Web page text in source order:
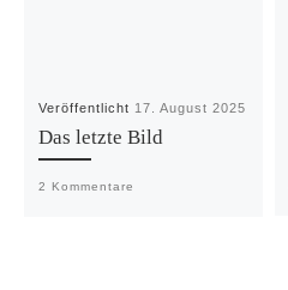
Veröffentlicht 17. August 2025
Das letzte Bild
2 Kommentare